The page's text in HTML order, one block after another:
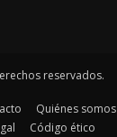
reservados.
Quiénes somos
Código ético